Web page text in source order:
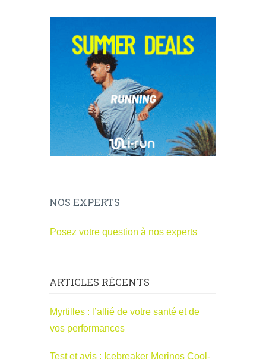
NOS EXPERTS
Posez votre question à nos experts
ARTICLES RÉCENTS
Myrtilles : l’allié de votre santé et de
vos performances
Test et avis : Icebreaker Merinos Cool-